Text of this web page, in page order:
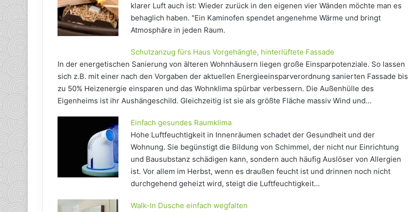
klarer Luft auch ist: Wieder zurück in den eigenen vier Wänden möchte man es
behaglich haben. "Ein Kaminofen spendet angenehme Wärme und bringt
Atmosphäre in jeden Raum.
Schutzanzug fürs Haus Vorgehängte, hinterlüftete Fassade
In der energetischen Sanierung von älteren Wohnhäusern liegen große Einsparpotenziale. So lassen
sich z.B. mit einer nach den Vorgaben der aktuellen Energieeinsparverordnung sanierten Fassade bis
zu 50% Heizenergie einsparen und das Wohnklima spürbar verbessern. Die Außenhülle des
Eigenheims ist ihr Aushängeschild. Gleichzeitig ist sie als größte Fläche massiv Wind und…
Einfach gesundes Raumklima
Hohe Luftfeuchtigkeit in Innenräumen schadet der Gesundheit und der
Wohnung. Sie begünstigt die Bildung von Schimmel, der nicht nur Einrichtung
und Bausubstanz schädigen kann, sondern auch häufig Auslöser von Allergien
ist. Vor allem im Herbst, wenn es draußen feucht ist und drinnen noch nicht
durchgehend geheizt wird, steigt die Luftfeuchtigkeit…
Walk-In Dusche einfach wegfalten